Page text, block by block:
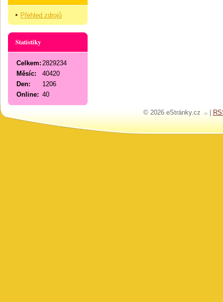
Přehled zdrojů
Statistiky
Online: 40
Celkem: 2829234
Měsíc:
40420
Den:
1206
© 2026 eStránky.cz